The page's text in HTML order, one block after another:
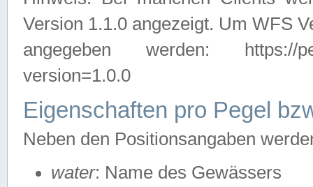
Version 1.1.0 angezeigt. Um WFS
angegeben werden: https://
version=1.0.0
Eigenschaften pro Pegel
Neben den Positionsangaben
water: Name des Gewässers